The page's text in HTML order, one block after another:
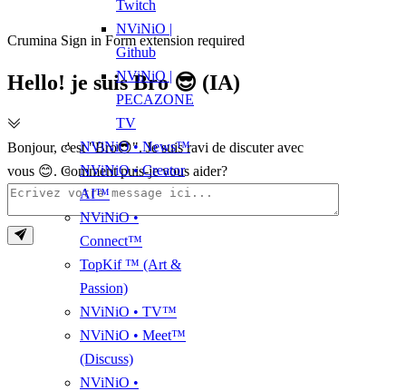
Crumina Sign in Form extension required
Hello! je suis Bro 😎 (IA)
Bonjour, c'est "Bro😎". Je suis ravi de discuter avec
vous 😊. Comment puis-je vous aider?
Twitch
NViNiO |
Github
NViNiO |
PECAZONE
TV
NViNiO • News™
NViNiO • Creator
AI™
NViNiO •
Connect™
TopKif ™ (Art &
Passion)
NViNiO • TV™
NViNiO • Meet™
(Discuss)
NViNiO •